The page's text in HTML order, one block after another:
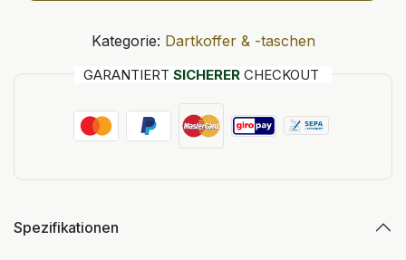
Kategorie: Dartkoffer & -taschen
GARANTIERT SICHERER CHECKOUT
Spezifikationen